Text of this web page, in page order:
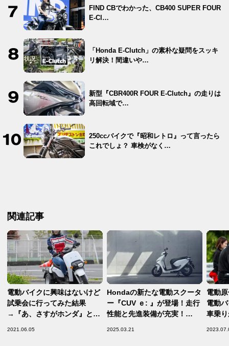
FIND CBでわかった、CB400 SUPER FOUR
E-Cl…
「Honda E-Clutch」の素朴な疑問をスッキ
リ解決！間違いや…
新型『CBR400R FOUR E-Clutch』の走りは
高回転域で…
250ccバイクで『昭和レトロ』って言ったら
これでしょ？ 車検がなく…
関連記事
電動バイクに興味はないけど
試乗会に行ってみた結果
→『あ、さすがホンダ』と思
2021.06.05
Hondaの新たな電動スクータ
ー『CUV ｅ: 』が登場！走行
性能と先進装備が充実！
2025.03.21
電動
電動
車乗